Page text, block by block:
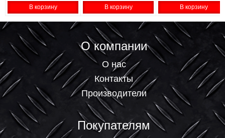
В корзину В корзину В корзину
О компании
О нас
Контакты
Производители
Покупателям